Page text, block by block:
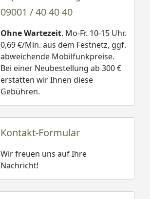
09001 / 40 40 40
Ohne Wartezeit. Mo-Fr. 10-15 Uhr.
0,69 €/Min. aus dem Festnetz, ggf.
abweichende Mobilfunkpreise.
Bei einer Neubestellung ab 300 €
erstatten wir Ihnen diese
Gebühren.
Kontakt-Formular
Wir freuen uns auf Ihre
Nachricht!